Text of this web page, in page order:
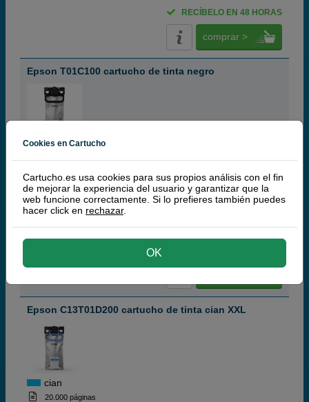
RECÍBELO EN 48 HORAS
comprar >
Epson T01C100 cartucho de tinta negro
black
10.000 páginas
(10 / 1 opinión)
Epson C13T01D200 cartucho de tinta cian XXL
cian
20.000 páginas
Cookies en Cartucho
Cartucho.es usa cookies para sus propios análisis con el fin
de mejorar la experiencia del usuario y garantizar que la
web funcione correctamente. Si lo prefieres también puedes
hacer click en rechazar.
OK